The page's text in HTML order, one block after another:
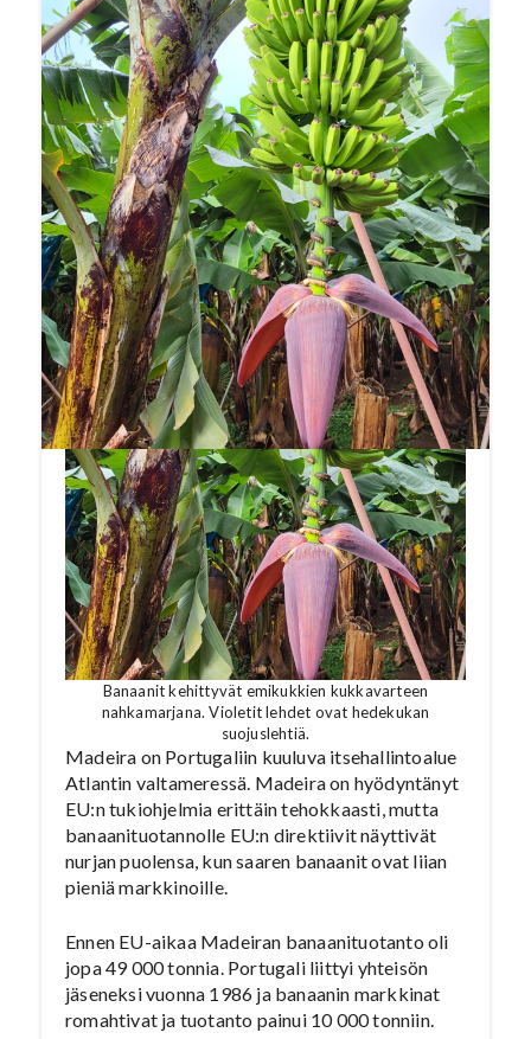
julkaistu Puutarha-Sanomien numerossa
4/2016.
[PUUTARHA-SANOMAT: MADEIRA]
Banaanit kehittyvät emikukkien kukkavarteen
nahkamarjana. Violetit lehdet ovat hedekukan
suojuslehtiä.
Madeira on Portugaliin kuuluva itsehallintoalue
Atlantin valtameressä. Madeira on hyödyntänyt
EU:n tukiohjelmia erittäin tehokkaasti, mutta
banaanituotannolle EU:n direktiivit näyttivät
nurjan puolensa, kun saaren banaanit ovat liian
pieniä markkinoille.
Ennen EU-aikaa Madeiran banaanituotanto oli
jopa 49 000 tonnia. Portugali liittyi yhteisön
jäseneksi vuonna 1986 ja banaanin markkinat
romahtivat ja tuotanto painui 10 000 tonniin.